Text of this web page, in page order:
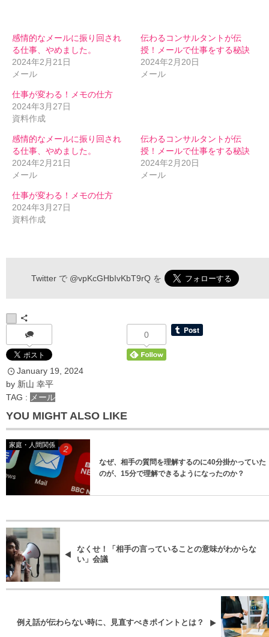
感情的なメールに振り回され
る仕事、やめました。
2024年2月21日
メール
伝わるコンサルタントが伝
授！メールで仕事をする秘訣
2024年2月20日
メール
仕事が変わる！メモの仕方
2024年3月27日
資料作成
感情的なメールに振り回され
る仕事、やめました。
2024年2月21日
メール
伝わるコンサルタントが伝
授！メールで仕事をする秘訣
2024年2月20日
メール
仕事が変わる！メモの仕方
2024年3月27日
資料作成
お名前 *
メールアドレス
登録
Twitter で @vpKcGHbIvKbT9rQ を
0
January 19,2024
by 新山 幸平
TAG : メール
YOU MIGHT ALSO LIKE
家庭・人間関係
なぜ、相手の質問を理解するのに40分掛かっていた
のが、15分で理解できるようになったのか？
なくせ！「相手の言っていることの意味がわからな
い」会議
例え話が伝わらない時に、見直すべきポイントとは？